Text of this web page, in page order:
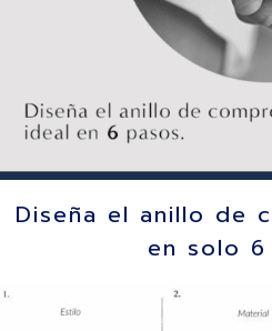
Diseña el anillo de
en solo 6